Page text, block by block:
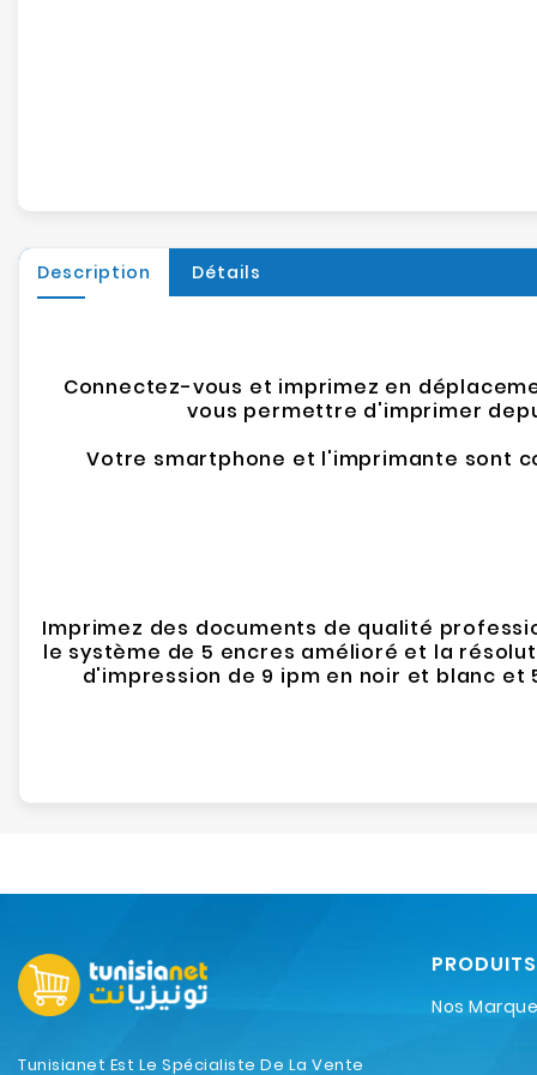
Description Détails
Connectez-vous et imprimez en
vous permettre d'imprimer
Votre smartphone et l'imprimante sont
Imprimez des documents de qualité
le système de 5 encres amélioré et la
d'impression de 9 ipm en noir et blanc et
Tunisianet Est Le Spécialiste De La Vente
PRODUITS
Nos